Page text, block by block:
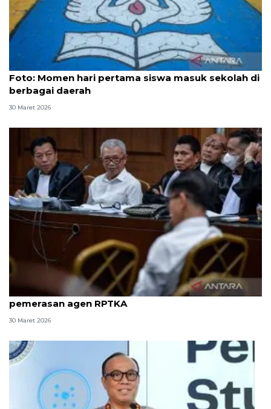
Foto: Momen hari pertama siswa masuk sekolah di
berbagai daerah
30 Maret 2026
8 ASN Kemenaker hadapi sidang tuntutan kasus
pemerasan agen RPTKA
30 Maret 2026